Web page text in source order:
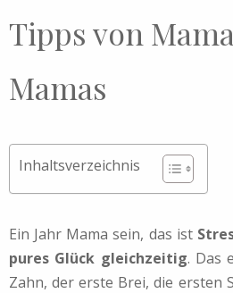
Tipps von
Mamas
Inhaltsverzeichnis
Ein Jahr Mama sein, das ist
pures Glück gleichzeitig. Das
Zahn, der erste Brei, die ersten